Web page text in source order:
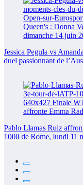
Jessica Pegula vs
duel passionnant de
Pablo Llamas Ruiz
1000 de Rome, lundi 11